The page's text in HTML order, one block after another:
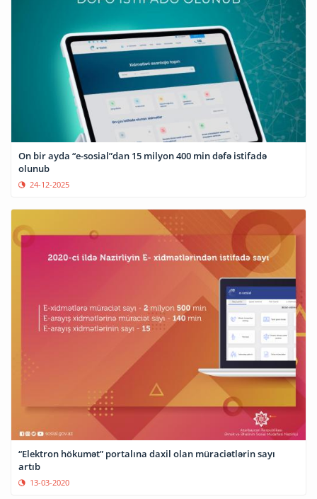
On bir ayda “e-sosial”dan 15 milyon 400 min dəfə istifadə
olunub
24-12-2025
“Elektron hökumət” portalına daxil olan müraciətlərin sayı
artıb
13-03-2020